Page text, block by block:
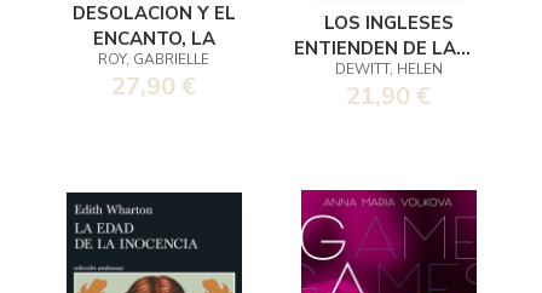
DESOLACION Y EL
ENCANTO, LA
ROY, GABRIELLE
27,90 €
LOS INGLESES
ENTIENDEN DE LANA
(Y OTROS TRUCOS)
DEWITT, HELEN
21,90 €